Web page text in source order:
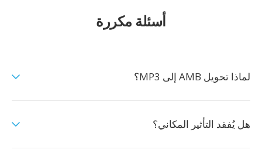
أسئلة مكررة
لماذا تحويل AMB إلى MP3؟
هل يُفقد التأثير المكاني؟